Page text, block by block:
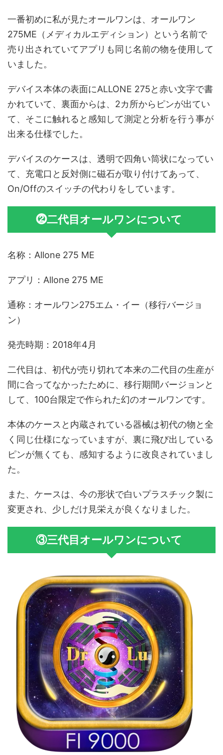
一番初めに私が見たオールワンは、オールワン
275ME（メディカルエディション）という名前で
売り出されていてアプリも同じ名前の物を使用して
いました。
デバイス本体の表面にALLONE 275と赤い文字で書
かれていて、裏面からは、2カ所からピンが出てい
て、そこに触れると感知して測定と分析を行う事が
出来る仕様でした。
デバイスのケースは、透明で四角い筒状になってい
て、充電口と反対側に磁石が取り付けてあって、
On/Offのスイッチの代わりをしています。
⓶二代目オールワンについて
名称：Allone 275 ME
アプリ：Allone 275 ME
通称：オールワン275エム・イー（移行バージョ
ン）
発売時期：2018年4月
二代目は、初代が売り切れて本来の二代目の生産が
間に合ってなかったために、移行期間バージョンと
して、100台限定で作られた幻のオールワンです。
本体のケースと内蔵されている器械は初代の物と全
く同じ仕様になっていますが、裏に飛び出している
ピンが無くても、感知するように改良されていまし
た。
また、ケースは、今の形状で白いプラスチック製に
変更され、少しだけ見栄えが良くなりました。
③三代目オールワンについて